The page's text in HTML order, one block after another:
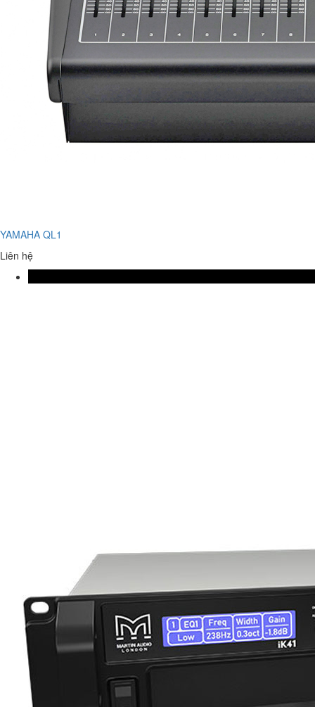
YAMAHA QL1
Liên hệ